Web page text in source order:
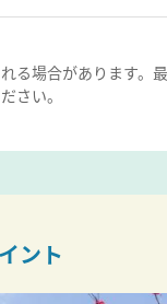
る場合があります。
さい。
ント